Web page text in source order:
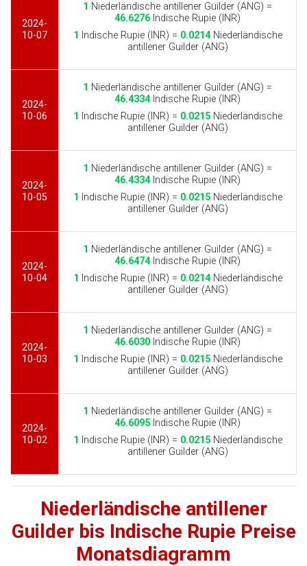
2024-
10-07
1 Niederländische antillener Guilder (ANG) =
46.6276 Indische Rupie (INR)
1 Indische Rupie (INR) = 0.0214Niederländische
antillener Guilder (ANG)
2024-
10-06
1 Niederländische antillener Guilder (ANG) =
46.4334Indische Rupie (INR)
1 Indische Rupie (INR) = 0.0215Niederländische
antillener Guilder (ANG)
2024-
10-05
1 Niederländische antillener Guilder (ANG) =
46.4334Indische Rupie (INR)
1 Indische Rupie (INR) = 0.0215Niederländische
antillener Guilder (ANG)
2024-
10-04
1 Niederländische antillener Guilder (ANG) =
46.6474Indische Rupie (INR)
1 Indische Rupie (INR) = 0.0214Niederländische
antillener Guilder (ANG)
2024-
10-03
1 Niederländische antillener Guilder (ANG) =
46.6030 Indische Rupie (INR)
1 Indische Rupie (INR) = 0.0215Niederländische
antillener Guilder (ANG)
2024-
10-02
1 Niederländische antillener Guilder (ANG) =
46.6095 Indische Rupie (INR)
1 Indische Rupie (INR) = 0.0215Niederländische
antillener Guilder (ANG)
Niederländische antillener
Guilder bis Indische Rupie Preise
Monatsdiagramm